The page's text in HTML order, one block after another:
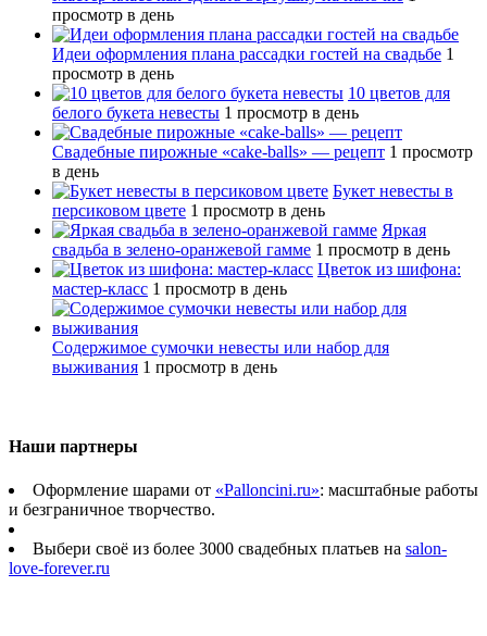
просмотр в день
Идеи оформления плана рассадки гостей на свадьбе 1
просмотр в день
10 цветов для
белого букета невесты 1 просмотр в день
Свадебные пирожные «cake-balls» — рецепт 1 просмотр
в день
Букет невесты в
персиковом цвете 1 просмотр в день
Яркая
свадьба в зелено-оранжевой гамме 1 просмотр в день
Цветок из шифона:
мастер-класс 1 просмотр в день
Содержимое сумочки невесты или набор для
выживания 1 просмотр в день
Наши партнеры
Оформление шарами от «Palloncini.ru»: масштабные работы
и безграничное творчество.
Выбери своё из более 3000 свадебных платьев на salon-
love-forever.ru